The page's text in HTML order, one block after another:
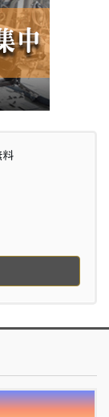
料